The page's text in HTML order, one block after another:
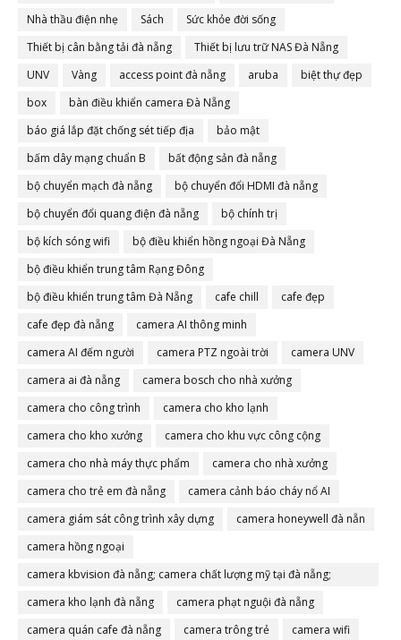
Nhà thầu điện nhẹ
Sách
Sức khỏe đời sống
Thiết bị cân bằng tải đà nẵng
Thiết bị lưu trữ NAS Đà Nẵng
UNV
Vàng access point đà nẵng aruba
biệt thự đẹp
box
bàn điều khiển camera Đà Nẵng
báo giá lắp đặt chống sét tiếp địa
bảo mật
bấm dây mạng chuẩn B
bất động sản đà nẵng
bộ chuyển mạch đà nẵng
bộ chuyển đổi HDMI đà nẵng
bộ chuyển đổi quang điện đà nẵng
bộ chính trị
bộ kích sóng wifi
bộ điều khiển hồng ngoại Đà Nẵng
bộ điều khiển trung tâm Rạng Đông
bộ điều khiển trung tâm Đà Nẵng
cafe chill
cafe đẹp
cafe đẹp đà nẵng
camera AI thông minh
camera AI đếm người
camera PTZ ngoài trời
camera UNV
camera ai đà nẵng
camera bosch cho nhà xưởng
camera cho công trình
camera cho kho lạnh
camera cho kho xưởng
camera cho khu vực công cộng
camera cho nhà máy thực phẩm
camera cho nhà xưởng
camera cho trẻ em đà nẵng
camera cảnh báo cháy nổ AI
camera giám sát công trình xây dựng
camera honeywell đà nẵn
camera hồng ngoại
camera kbvision đà nẵng; camera chất lượng mỹ tại đà nẵng;
camera đà nẵng
camera kho lạnh đà nẵng
camera phạt nguội đà nẵng
camera quán cafe đà nẵng
camera trông trẻ
camera wifi